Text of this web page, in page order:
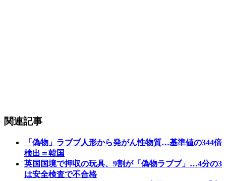
関連記事
「偽物」ラブブ人形から発がん性物質…基準値の344倍
検出＝韓国
英国国境で押収の玩具、9割が「偽物ラブブ」…4分の3
は安全検査で不合格